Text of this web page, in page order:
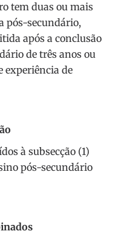
tem duas ou mais
pós-secundário,
após a conclusão
de três anos ou
experiência de
à subsecção (1)
pós-secundário